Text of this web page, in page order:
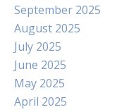
September 2025
August 2025
July 2025
June 2025
May 2025
April 2025